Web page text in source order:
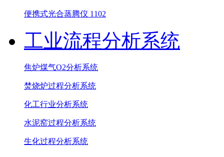
便携式光合蒸腾仪 1102
工业流程分析系统
焦炉煤气O2分析系统
焚烧炉过程分析系统
化工行业分析系统
水泥窑过程分析系统
生化过程分析系统